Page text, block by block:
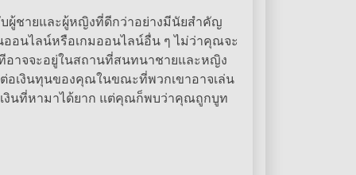
ชายและผู้หญิงที่ดีกว่าอย่างมีนัยสำคัญ
อนไลน์หรือเกมออนไลน์อื่น ๆ ไม่ว่าคุณจะ
อาจจะอยู่ในสถานที่สนทนาชายและหญิง
อเงินทุนของคุณในขณะที่พวกเขาอาจเล่น
งินที่หามาได้ยาก แต่คุณก็พบว่าคุณถูกบูท